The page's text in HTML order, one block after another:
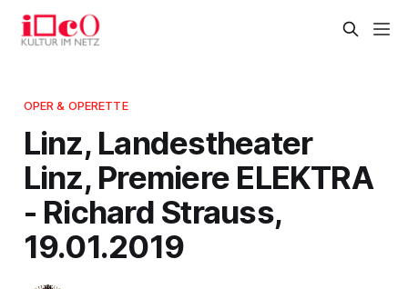
OPER & OPERETTE
Linz, Landestheater
Linz, Premiere ELEKTRA
- Richard Strauss,
19.01.2019